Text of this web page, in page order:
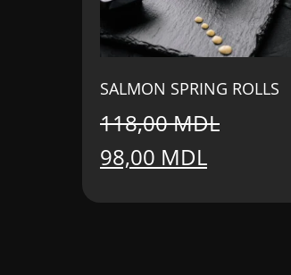
SALMON SPRING ROLLS
118,00MDL
Prețul
98,00 MDLPrețul